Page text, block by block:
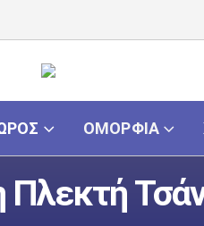
ΟΜΟΡΦΙΆ
Πλεκτή